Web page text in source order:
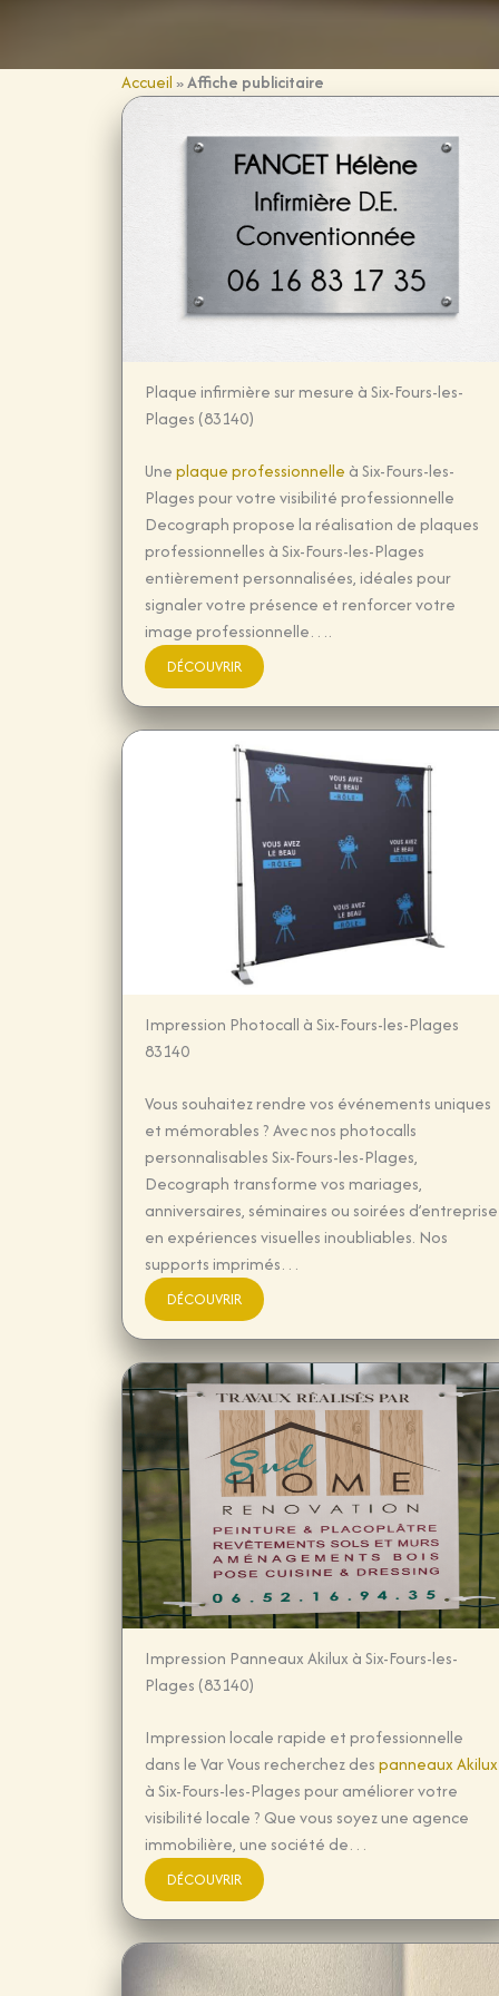
Accueil»Affiche publicitaire
Plaque infirmière sur mesure à Six-Fours-les-
Plages (83140)
Uneplaque professionnelle à Six-Fours-les-
Plages pour votre visibilité professionnelle
Decograph propose la réalisation de plaques
professionnelles à Six-Fours-les-Plages
entièrement personnalisées, idéales pour
signaler votre présence et renforcer votre
image professionnelle….
DÉCOUVRIR
Impression Photocall à Six-Fours-les-Plages
83140
Vous souhaitez rendre vos événements uniques
et mémorables ? Avec nos photocalls
personnalisables Six-Fours-les-Plages,
Decograph transforme vos mariages,
anniversaires, séminaires ou soirées d’entreprise
en expériences visuelles inoubliables. Nos
supports imprimés…
DÉCOUVRIR
Impression Panneaux Akilux à Six-Fours-les-
Plages (83140)
Impression locale rapide et professionnelle
dans le Var Vous recherchez despanneaux Akilux
à Six-Fours-les-Plages pour améliorer votre
visibilité locale ? Que vous soyez une agence
immobilière, une société de…
DÉCOUVRIR